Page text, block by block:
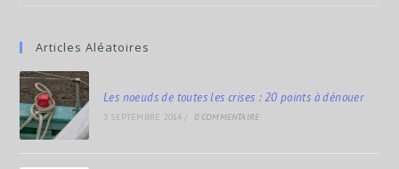
Articles Aléatoires
Les noeuds de toutes les crises : 20 points à dénouer
3 SEPTEMBRE 2014 / 0 COMMENTAIRE